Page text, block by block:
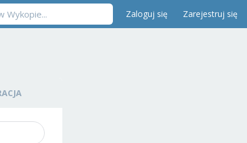
Zaloguj się Zarejestruj się